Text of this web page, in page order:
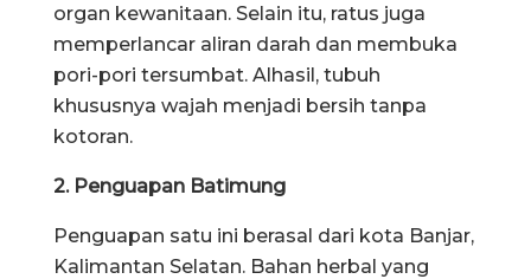
organ kewanitaan. Selain itu, ratus juga
memperlancar aliran darah dan membuka
pori-pori tersumbat. Alhasil, tubuh
khususnya wajah menjadi bersih tanpa
kotoran.
2. Penguapan Batimung
Penguapan satu ini berasal dari kota Banjar,
Kalimantan Selatan. Bahan herbal yang